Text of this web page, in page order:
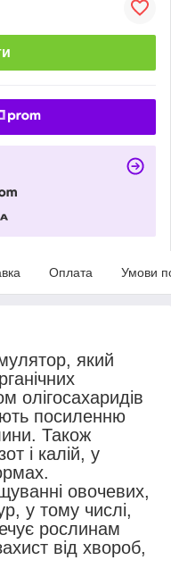
Оплата Умови
який
олігосахаридів
посиленню
Також
і калій, у
овочевих,
у тому числі,
рослинам
від хвороб,